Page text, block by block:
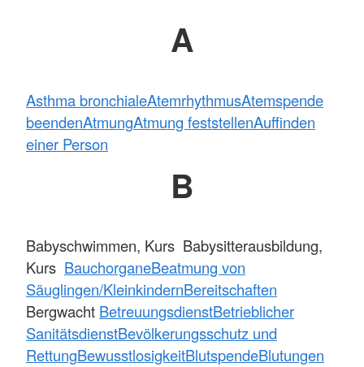
A
Asthma bronchialeAtemrhythmusAtemspende
beendenAtmungAtmung feststellenAuffinden
einer Person
B
Babyschwimmen, Kurs Babysitterausbildung,
Kurs BauchorganeBeatmung von
Säuglingen/KleinkindernBereitschaften
Bergwacht BetreuungsdienstBetrieblicher
SanitätsdienstBevölkerungsschutz und
RettungBewusstlosigkeitBlutspendeBlutungen